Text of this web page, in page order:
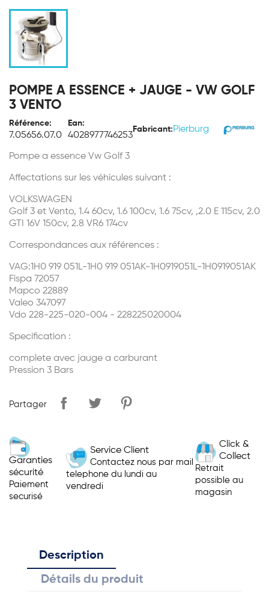
POMPE A ESSENCE + JAUGE - VW GOLF
3 VENTO
Référence:
7.05656.07.0
Ean:
4028977746253
Fabricant: Pierburg
Pompe a essence Vw Golf 3
Affectations sur les véhicules suivant :
VOLKSWAGEN
Golf 3 et Vento, 1.4 60cv, 1.6 100cv, 1.6 75cv, ,2.0 E 115cv, 2.0
GTI 16V 150cv, 2.8 VR6 174cv
Correspondances aux références :
VAG:1H0 919 051L-1H0 919 051AK-1H0919051L-1H0919051AK
Fispa 72057
Mapco 22889
Valeo 347097
Vdo 228-225-020-004 - 228225020004
Specification :
complete avec jauge a carburant
Pression 3 Bars
Partager
Garanties
sécurité
Paiement
securisé
Service Client
Contactez nous par mail
telephone du lundi au
vendredi
Click &
Collect
Retrait
possible au
magasin
Description
Détails du produit